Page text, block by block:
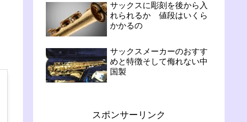
サックスに彫刻を後から入
れられるか 値段はいくら
かかるの
サックスメーカーのおすす
めと特徴そして侮れない中
国製
スポンサーリンク